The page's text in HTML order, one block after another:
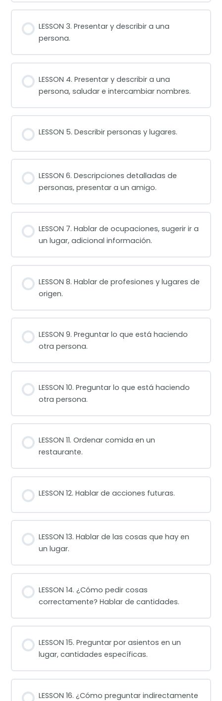
LESSON 3. Presentar y describir a una
persona.
LESSON 4. Presentar y describir a una
persona, saludar e intercambiar nombres.
LESSON 5. Describir personas y lugares.
LESSON 6. Descripciones detalladas de
personas, presentar a un amigo.
LESSON 7. Hablar de ocupaciones, sugerir ir a
un lugar, adicional información.
LESSON 8. Hablar de profesiones y lugares de
origen.
LESSON 9. Preguntar lo que está haciendo
otra persona.
LESSON 10. Preguntar lo que está haciendo
otra persona.
LESSON 11. Ordenar comida en un
restaurante.
LESSON 12. Hablar de acciones futuras.
LESSON 13. Hablar de las cosas que hay en
un lugar.
LESSON 14. ¿Cómo pedir cosas
correctamente? Hablar de cantidades.
LESSON 15. Preguntar por asientos en un
lugar, cantidades específicas.
LESSON 16. ¿Cómo preguntar indirectamente